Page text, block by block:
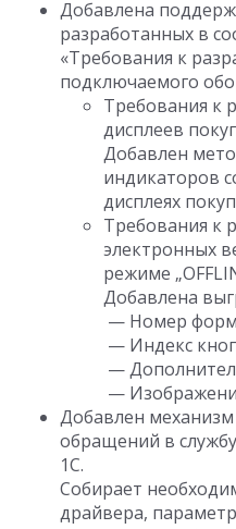
Добавлена
разработанных в
«Требования к
подключаемого
Требования к
дисплеев
Добавлен
индикаторов
дисплеях
Требования к
электронных
режиме
Добавлена
— Номер
— Индекс
—
—
Добавлен
обращений в
1С.
Собирает
драйвера,